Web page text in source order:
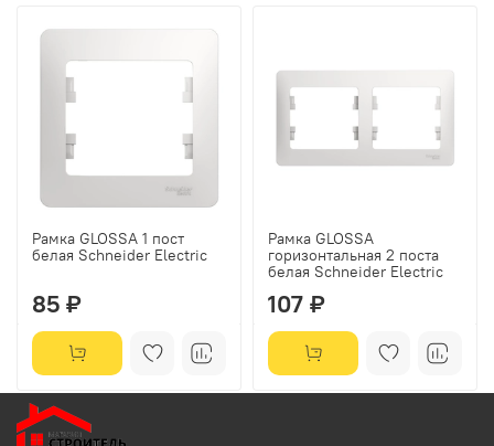
Рамка GLOSSA 1 пост
белая Schneider Electric
85 ₽
Рамка GLOSSA
горизонтальная 2 поста
белая Schneider Electric
107 ₽